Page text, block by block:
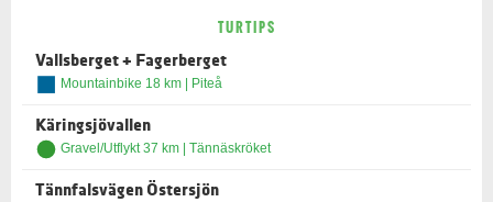
TURTIPS
Vallsberget + Fagerberget
Mountainbike 18 km | Piteå
Käringsjövallen
Gravel/Utflykt 37 km | Tännäskröket
Tännfalsvägen Östersjön